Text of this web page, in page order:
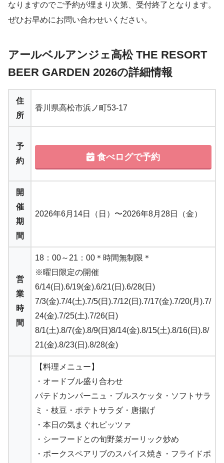
なりますのでご予約が埋まり次第、受付終了となります。
ぜひお早めにお問い合わせいください。
アールベルアンジェ高松 THE RESORT
BEER GARDEN 2026の詳細情報
住
所
香川県高松市浜ノ町53-17
予
約
食べログで予約
開
催
期
間
2026年6月14日（日）〜2026年8月28日（金）
営
業
時
間
18：00～21：00＊時間無制限＊
※曜日限定の開催
6/14(日).6/19(金).6/21(日).6/28(日)
7/3(金).7/4(土).7/5(日).7/12(日).7/17(金).7/20(月).7/
24(金).7/25(土).7/26(日)
8/1(土).8/7(金).8/9(日)8/14(金).8/15(土).8/16(日).8/
21(金).8/23(日).8/28(金)
【料理メニュー】
・オードブル盛り合わせ
パテドカンパーニュ・ブルスケッタ・ソフトサラ
ミ・枝豆・ポテトサラダ・唐揚げ
・本日の気まぐれピッツァ
・シーフードとの旬野菜ガーリック炒め
・ポークスペアリブのスパイス焼き・フライドポ